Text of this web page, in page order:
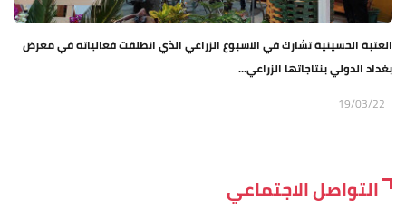
العتبة الحسينية تشارك في الاسبوع الزراعي الذي انطلقت فعالياته في معرض
بغداد الدولي بنتاجاتها الزراعي...
19/03/22
التواصل الاجتماعي